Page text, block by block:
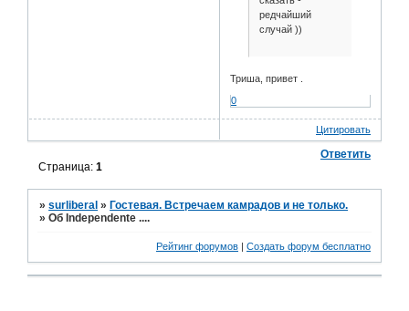
редчайший
случай ))
Триша, привет .
0
Цитировать
Ответить
Страница:1
»surliberal » Гостевая. Встречаем камрадов и не только.
»Об Independente ....
Рейтинг форумов Создать форум бесплатно